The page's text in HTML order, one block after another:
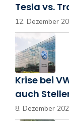
Tesla vs.
12. Dezember
Krise bei
auch
8. Dezember